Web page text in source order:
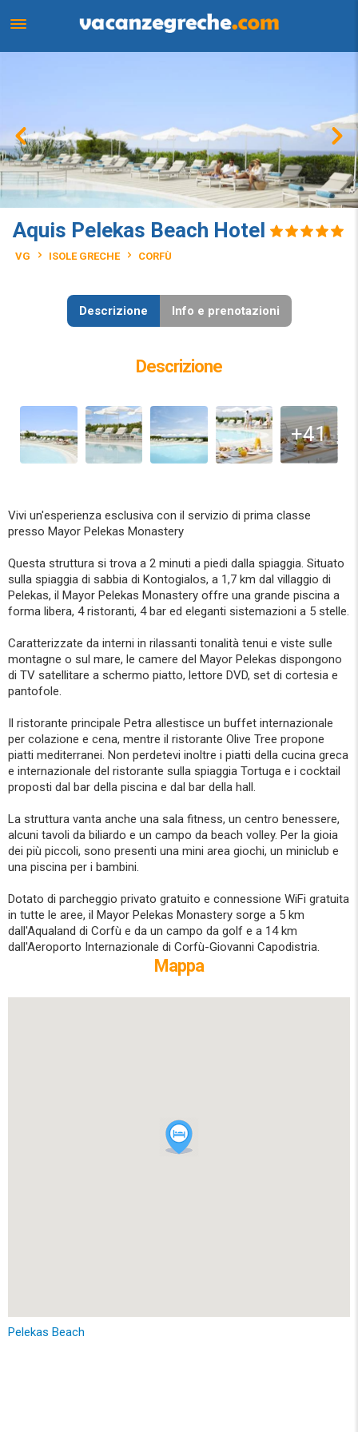
Aquis Pelekas Beach Hotel
VG ISOLE GRECHE CORFÙ
Descrizione Info e prenotazioni
Descrizione
+41
Vivi un'esperienza esclusiva con il servizio di prima classe
presso Mayor Pelekas Monastery
Questa struttura si trova a 2 minuti a piedi dalla spiaggia. Situato
sulla spiaggia di sabbia di Kontogialos, a 1,7 km dal villaggio di
Pelekas, il Mayor Pelekas Monastery offre una grande piscina a
forma libera, 4 ristoranti, 4 bar ed eleganti sistemazioni a 5 stelle.
Caratterizzate da interni in rilassanti tonalità tenui e viste sulle
montagne o sul mare, le camere del Mayor Pelekas dispongono
di TV satellitare a schermo piatto, lettore DVD, set di cortesia e
pantofole.
Il ristorante principale Petra allestisce un buffet internazionale
per colazione e cena, mentre il ristorante Olive Tree propone
piatti mediterranei. Non perdetevi inoltre i piatti della cucina greca
e internazionale del ristorante sulla spiaggia Tortuga e i cocktail
proposti dal bar della piscina e dal bar della hall.
La struttura vanta anche una sala fitness, un centro benessere,
alcuni tavoli da biliardo e un campo da beach volley. Per la gioia
dei più piccoli, sono presenti una mini area giochi, un miniclub e
una piscina per i bambini.
Dotato di parcheggio privato gratuito e connessione WiFi gratuita
in tutte le aree, il Mayor Pelekas Monastery sorge a 5 km
dall'Aqualand di Corfù e da un campo da golf e a 14 km
dall'Aeroporto Internazionale di Corfù-Giovanni Capodistria.
Mappa
Pelekas Beach